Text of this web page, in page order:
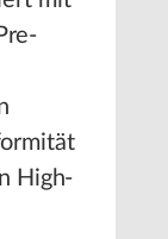
High-